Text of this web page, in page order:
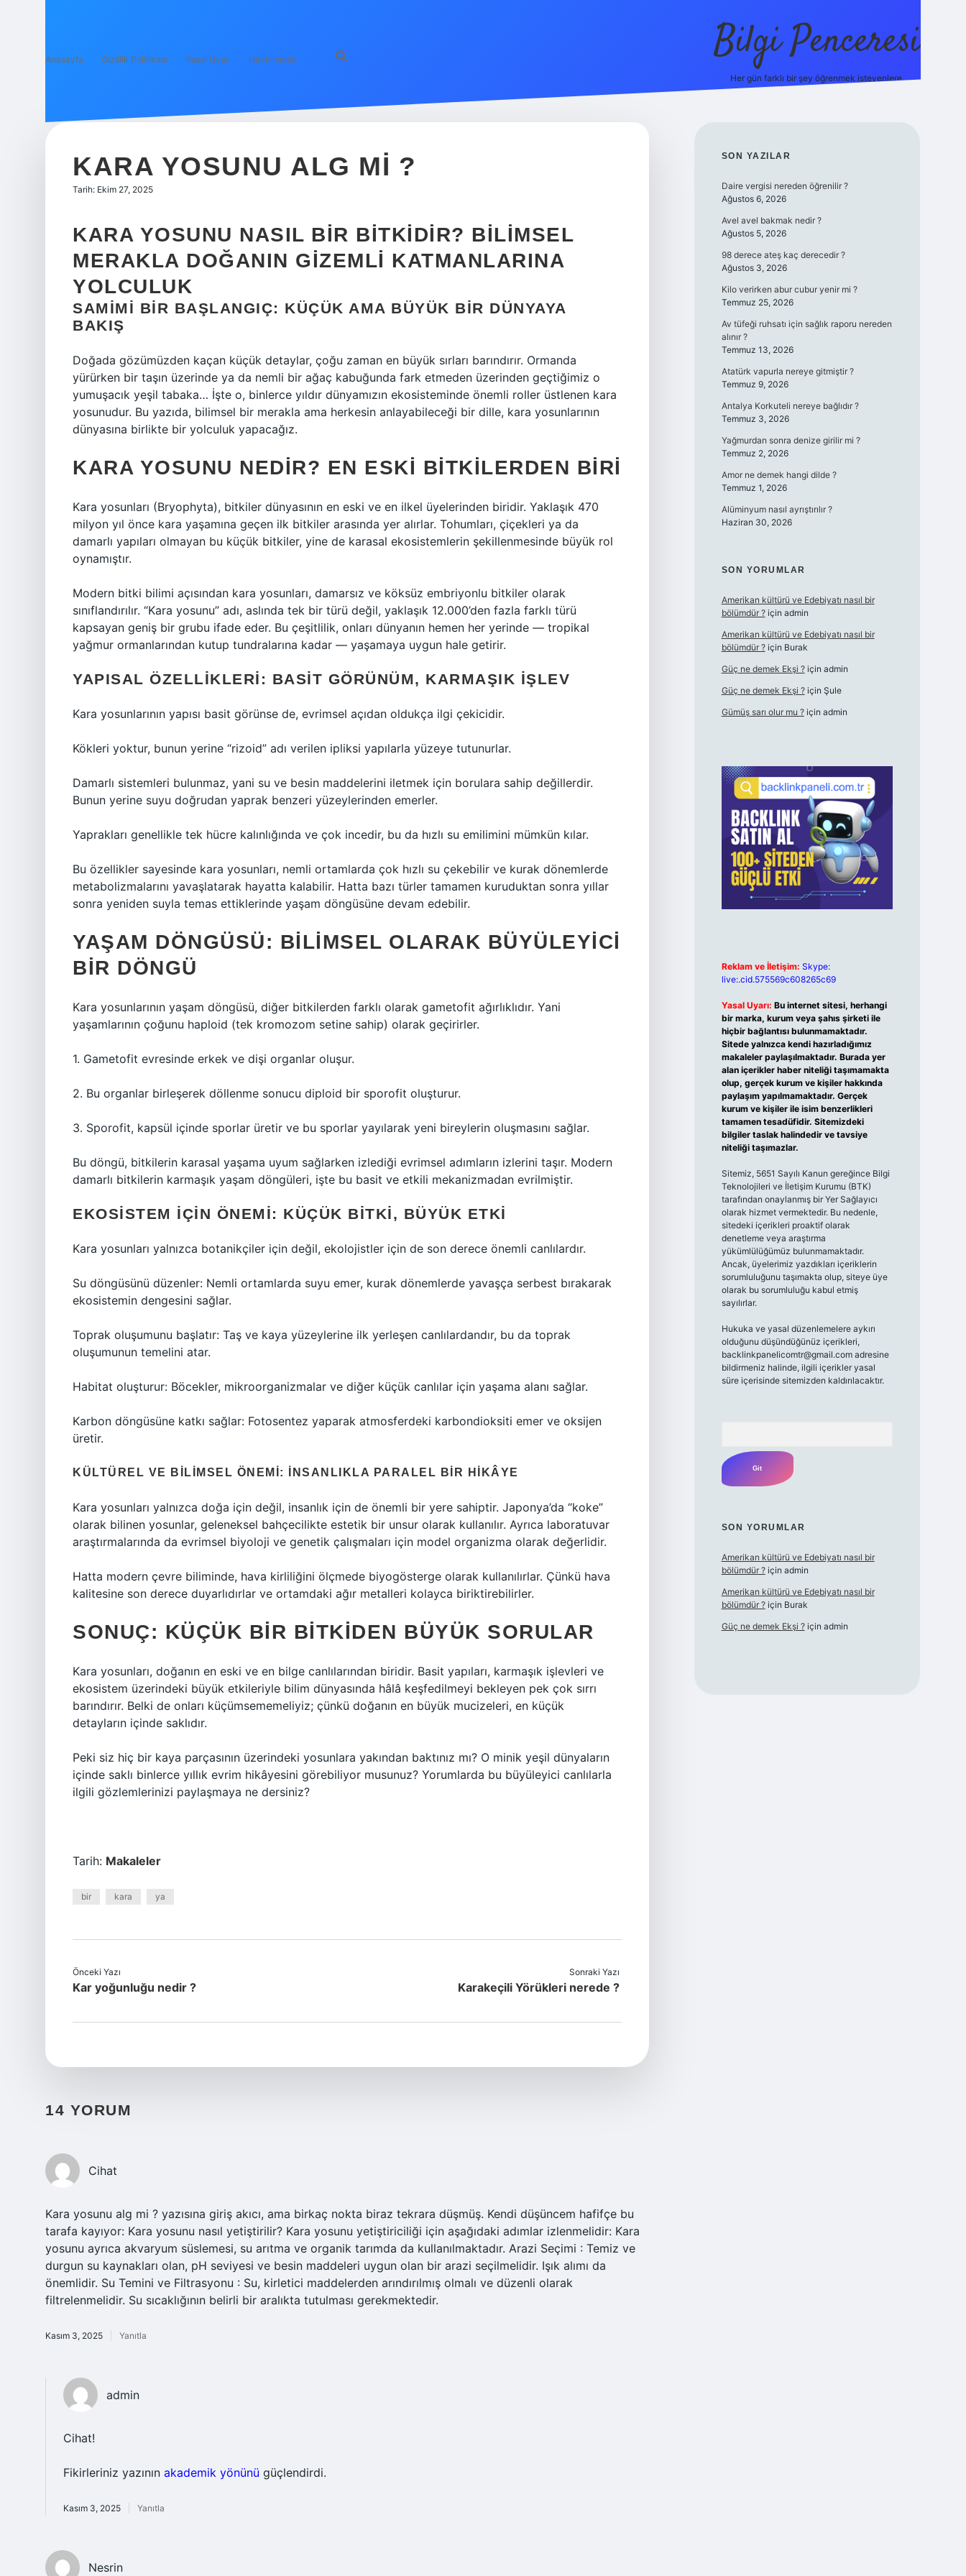
Anasayfa Gizlilik Politikası Yasal Uyarı Hakkımızda Bilgi Penceresi
Her gün farklı bir şey öğrenmek isteyenlere.
KARA YOSUNU ALG MI ?
Tarih: Ekim 27, 2025
KARA YOSUNU NASIL BIR BITKIDIR? BILIMSEL
MERAKLA DOĞANIN GIZEMLI KATMANLARINA
YOLCULUK
SAMIMI BIR BAŞLANGIÇ: KÜÇÜK AMA BÜYÜK BIR DÜNYAYA
BAKIŞ
Doğada gözümüzden kaçan küçük detaylar, çoğu zaman en büyük sırları barındırır. Ormanda
yürürken bir taşın üzerinde ya da nemli bir ağaç kabuğunda fark etmeden üzerinden geçtiğimiz o
yumuşacık yeşil tabaka… İşte o, binlerce yıldır dünyamızın ekosisteminde önemli roller üstlenen kara
yosunudur. Bu yazıda, bilimsel bir merakla ama herkesin anlayabileceği bir dille, kara yosunlarının
dünyasına birlikte bir yolculuk yapacağız.
KARA YOSUNU NEDIR? EN ESKI BITKILERDEN BIRI
Kara yosunları (Bryophyta), bitkiler dünyasının en eski ve en ilkel üyelerinden biridir. Yaklaşık 470
milyon yıl önce kara yaşamına geçen ilk bitkiler arasında yer alırlar. Tohumları, çiçekleri ya da
damarlı yapıları olmayan bu küçük bitkiler, yine de karasal ekosistemlerin şekillenmesinde büyük rol
oynamıştır.
Modern bitki bilimi açısından kara yosunları, damarsız ve köksüz embriyonlu bitkiler olarak
sınıflandırılır. “Kara yosunu” adı, aslında tek bir türü değil, yaklaşık 12.000’den fazla farklı türü
kapsayan geniş bir grubu ifade eder. Bu çeşitlilik, onları dünyanın hemen her yerinde — tropikal
yağmur ormanlarından kutup tundralarına kadar — yaşamaya uygun hale getirir.
YAPISAL ÖZELLIKLERI: BASIT GÖRÜNÜM, KARMAŞIK İŞLEV
Kara yosunlarının yapısı basit görünse de, evrimsel açıdan oldukça ilgi çekicidir.
Kökleri yoktur, bunun yerine “rizoid” adı verilen ipliksi yapılarla yüzeye tutunurlar.
Damarlı sistemleri bulunmaz, yani su ve besin maddelerini iletmek için borulara sahip değillerdir.
Bunun yerine suyu doğrudan yaprak benzeri yüzeylerinden emerler.
Yaprakları genellikle tek hücre kalınlığında ve çok incedir, bu da hızlı su emilimini mümkün kılar.
Bu özellikler sayesinde kara yosunları, nemli ortamlarda çok hızlı su çekebilir ve kurak dönemlerde
metabolizmalarını yavaşlatarak hayatta kalabilir. Hatta bazı türler tamamen kuruduktan sonra yıllar
sonra yeniden suyla temas ettiklerinde yaşam döngüsüne devam edebilir.
YAŞAM DÖNGÜSÜ: BILIMSEL OLARAK BÜYÜLEYICI
BIR DÖNGÜ
Kara yosunlarının yaşam döngüsü, diğer bitkilerden farklı olarak gametofit ağırlıklıdır. Yani
yaşamlarının çoğunu haploid (tek kromozom setine sahip) olarak geçirirler.
1. Gametofit evresinde erkek ve dişi organlar oluşur.
2. Bu organlar birleşerek döllenme sonucu diploid bir sporofit oluşturur.
3. Sporofit, kapsül içinde sporlar üretir ve bu sporlar yayılarak yeni bireylerin oluşmasını sağlar.
Bu döngü, bitkilerin karasal yaşama uyum sağlarken izlediği evrimsel adımların izlerini taşır. Modern
damarlı bitkilerin karmaşık yaşam döngüleri, işte bu basit ve etkili mekanizmadan evrilmiştir.
EKOSISTEM İÇIN ÖNEMI: KÜÇÜK BITKI, BÜYÜK ETKI
Kara yosunları yalnızca botanikçiler için değil, ekolojistler için de son derece önemli canlılardır.
Su döngüsünü düzenler: Nemli ortamlarda suyu emer, kurak dönemlerde yavaşça serbest bırakarak
ekosistemin dengesini sağlar.
Toprak oluşumunu başlatır: Taş ve kaya yüzeylerine ilk yerleşen canlılardandır, bu da toprak
oluşumunun temelini atar.
Habitat oluşturur: Böcekler, mikroorganizmalar ve diğer küçük canlılar için yaşama alanı sağlar.
Karbon döngüsüne katkı sağlar: Fotosentez yaparak atmosferdeki karbondioksiti emer ve oksijen
üretir.
KÜLTÜREL VE BILIMSEL ÖNEMI: İNSANLIKLA PARALEL BIR HIKÂYE
Kara yosunları yalnızca doğa için değil, insanlık için de önemli bir yere sahiptir. Japonya’da “koke”
olarak bilinen yosunlar, geleneksel bahçecilikte estetik bir unsur olarak kullanılır. Ayrıca laboratuvar
araştırmalarında da evrimsel biyoloji ve genetik çalışmaları için model organizma olarak değerlidir.
Hatta modern çevre biliminde, hava kirliliğini ölçmede biyogösterge olarak kullanılırlar. Çünkü hava
kalitesine son derece duyarlıdırlar ve ortamdaki ağır metalleri kolayca biriktirebilirler.
SONUÇ: KÜÇÜK BIR BITKIDEN BÜYÜK SORULAR
Kara yosunları, doğanın en eski ve en bilge canlılarından biridir. Basit yapıları, karmaşık işlevleri ve
ekosistem üzerindeki büyük etkileriyle bilim dünyasında hâlâ keşfedilmeyi bekleyen pek çok sırrı
barındırır. Belki de onları küçümsememeliyiz; çünkü doğanın en büyük mucizeleri, en küçük
detayların içinde saklıdır.
Peki siz hiç bir kaya parçasının üzerindeki yosunlara yakından baktınız mı? O minik yeşil dünyaların
içinde saklı binlerce yıllık evrim hikâyesini görebiliyor musunuz? Yorumlarda bu büyüleyici canlılarla
ilgili gözlemlerinizi paylaşmaya ne dersiniz?
Tarih: Makaleler
bir kara ya
Önceki Yazı
Kar yoğunluğu nedir ?
Sonraki Yazı
Karakeçili Yörükleri nerede ?
14 YORUM
Cihat
Kara yosunu alg mi ? yazısına giriş akıcı, ama birkaç nokta biraz tekrara düşmüş. Kendi düşüncem hafifçe bu
tarafa kayıyor: Kara yosunu nasıl yetiştirilir? Kara yosunu yetiştiriciliği için aşağıdaki adımlar izlenmelidir: Kara
yosunu ayrıca akvaryum süslemesi, su arıtma ve organik tarımda da kullanılmaktadır. Arazi Seçimi : Temiz ve
durgun su kaynakları olan, pH seviyesi ve besin maddeleri uygun olan bir arazi seçilmelidir. Işık alımı da
önemlidir. Su Temini ve Filtrasyonu : Su, kirletici maddelerden arındırılmış olmalı ve düzenli olarak
filtrelenmelidir. Su sıcaklığının belirli bir aralıkta tutulması gerekmektedir.
Kasım 3, 2025 Yanıtla
admin
Cihat!
Fikirleriniz yazının akademik yönünü güçlendirdi.
Kasım 3, 2025 Yanıtla
Nesrin
SIDEBAR
SON YAZILAR
Daire vergisi nereden öğrenilir ?
Ağustos 6, 2026
Avel avel bakmak nedir ?
Ağustos 5, 2026
98 derece ateş kaç derecedir ?
Ağustos 3, 2026
Kilo verirken abur cubur yenir mi ?
Temmuz 25, 2026
Av tüfeği ruhsatı için sağlık raporu nereden
alınır ?
Temmuz 13, 2026
Atatürk vapurla nereye gitmiştir ?
Temmuz 9, 2026
Antalya Korkuteli nereye bağlıdır ?
Temmuz 3, 2026
Yağmurdan sonra denize girilir mi ?
Temmuz 2, 2026
Amor ne demek hangi dilde ?
Temmuz 1, 2026
Alüminyum nasıl ayrıştırılır ?
Haziran 30, 2026
SON YORUMLAR
Amerikan kültürü ve Edebiyatı nasıl bir
bölümdür ?için admin
Amerikan kültürü ve Edebiyatı nasıl bir
bölümdür ?için Burak
Güç ne demek Ekşi ?için admin
Güç ne demek Ekşi ?için Şule
Gümüş sarı olur mu ?için admin
Reklam ve İletişim: Skype:
live:.cid.575569c608265c69
Yasal Uyarı: Bu internet sitesi, herhangi
bir marka, kurum veya şahıs şirketi ile
hiçbir bağlantısı bulunmamaktadır.
Sitede yalnızca kendi hazırladığımız
makaleler paylaşılmaktadır. Burada yer
alan içerikler haber niteliği taşımamakta
olup, gerçek kurum ve kişiler hakkında
paylaşım yapılmamaktadır. Gerçek
kurum ve kişiler ile isim benzerlikleri
tamamen tesadüfidir. Sitemizdeki
bilgiler taslak halindedir ve tavsiye
niteliği taşımazlar.
Sitemiz, 5651 Sayılı Kanun gereğince Bilgi
Teknolojileri ve İletişim Kurumu (BTK)
tarafından onaylanmış bir Yer Sağlayıcı
olarak hizmet vermektedir. Bu nedenle,
sitedeki içerikleri proaktif olarak
denetleme veya araştırma
yükümlülüğümüz bulunmamaktadır.
Ancak, üyelerimiz yazdıkları içeriklerin
sorumluluğunu taşımakta olup, siteye üye
olarak bu sorumluluğu kabul etmiş
sayılırlar.
Hukuka ve yasal düzenlemelere aykırı
olduğunu düşündüğünüz içerikleri,
backlinkpanelicomtr@gmail.comadresine
bildirmeniz halinde, ilgili içerikler yasal
süre içerisinde sitemizden kaldırılacaktır.
SON YORUMLAR
Amerikan kültürü ve Edebiyatı nasıl bir
bölümdür ?için admin
Amerikan kültürü ve Edebiyatı nasıl bir
bölümdür ?için Burak
Güç ne demek Ekşi ?için admin